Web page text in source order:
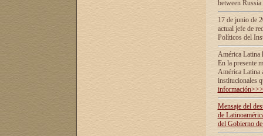
between
17 de junio de
actual jefe de
Políticos del
América Latina
En la presente
América Latina
institucionales
información>>>
Mensaje del
de
del Gobierno